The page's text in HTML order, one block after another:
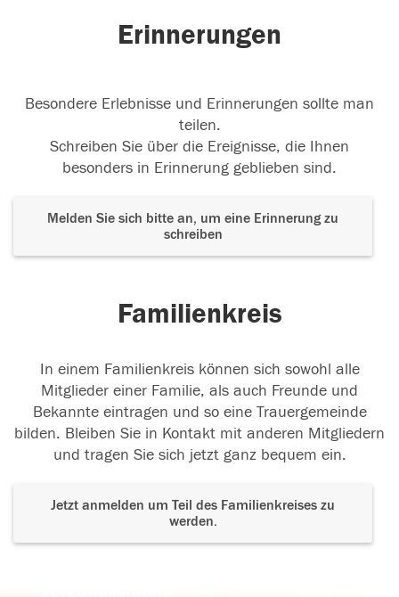
Erinnerungen
Besondere Erlebnisse und Erinnerungen sollte man
teilen.
Schreiben Sie über die Ereignisse, die Ihnen
besonders in Erinnerung geblieben sind.
Melden Sie sich bitte an, um eine Erinnerung zu
schreiben
Familienkreis
In einem Familienkreis können sich sowohl alle
Mitglieder einer Familie, als auch Freunde und
Bekannte eintragen und so eine Trauergemeinde
bilden. Bleiben Sie in Kontakt mit anderen Mitgliedern
und tragen Sie sich jetzt ganz bequem ein.
Jetzt anmelden um Teil des Familienkreises zu
werden.